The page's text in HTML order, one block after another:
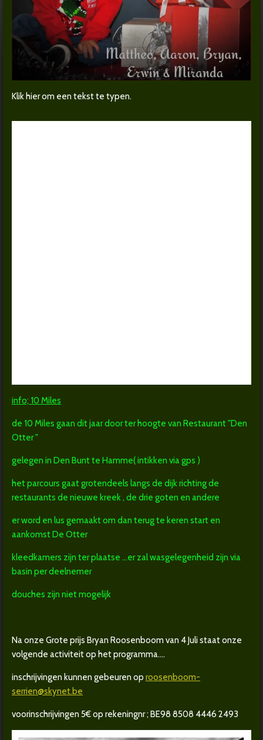
Klik hier om een tekst te typen.
info; 10 Miles
de 10 Miles gaan dit jaar door ter hoogte van Restaurant "Den
Otter "
gelegen in Den Bunt te Hamme( intikken via gps )
het parcours gaat grotendeels langs de dijk richting de
restaurants de nieuwe kreek , de drie goten en andere
er word en lus gemaakt om dan terug te keren start en
aankomst De Otter
kleedkamers zijn ter plaatse ...er zal wasgelegenheid zijn via
basin per deelnemer
douches zijn niet mogelijk
Na onze Grote prijs Bryan Roosenboom van 4 Juli staat onze
volgende activiteit op het programma....
inschrijvingen kunnen gebeuren op roosenboom-
serrien@skynet.be
voorinschrijvingen 5€ op rekeningnr ; BE98 8508 4446 2493